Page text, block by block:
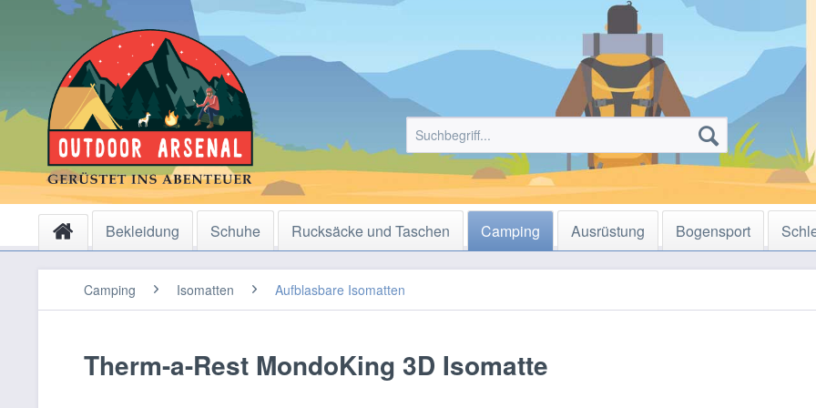
Bekleidung Schuhe Rucksäcke und Taschen Camping Ausrüstung Bogensport
Camping Isomatten Aufblasbare Isomatten
Therm-a-Rest MondoKing 3D Isomatte